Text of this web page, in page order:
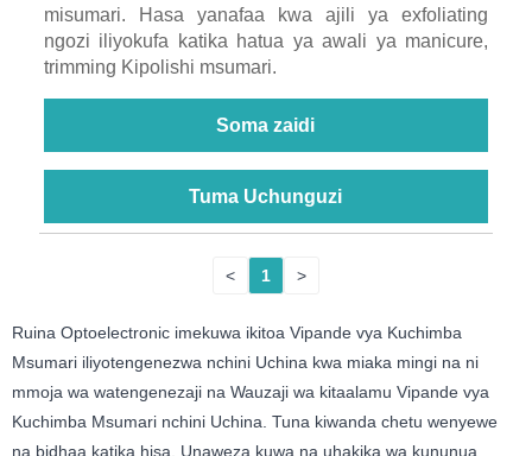
misumari. Hasa yanafaa kwa ajili ya exfoliating
ngozi iliyokufa katika hatua ya awali ya manicure,
trimming Kipolishi msumari.
Soma zaidi
Tuma Uchunguzi
< 1 >
Ruina Optoelectronic imekuwa ikitoa Vipande vya Kuchimba
Msumari iliyotengenezwa nchini Uchina kwa miaka mingi na ni
mmoja wa watengenezaji na Wauzaji wa kitaalamu Vipande vya
Kuchimba Msumari nchini Uchina. Tuna kiwanda chetu wenyewe
na bidhaa katika hisa. Unaweza kuwa na uhakika wa kununua